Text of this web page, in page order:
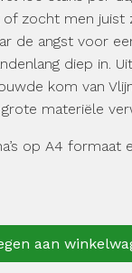
of zocht men juist
de angst voor
diep in.
kom van
materiële
op A4 formaat
aan